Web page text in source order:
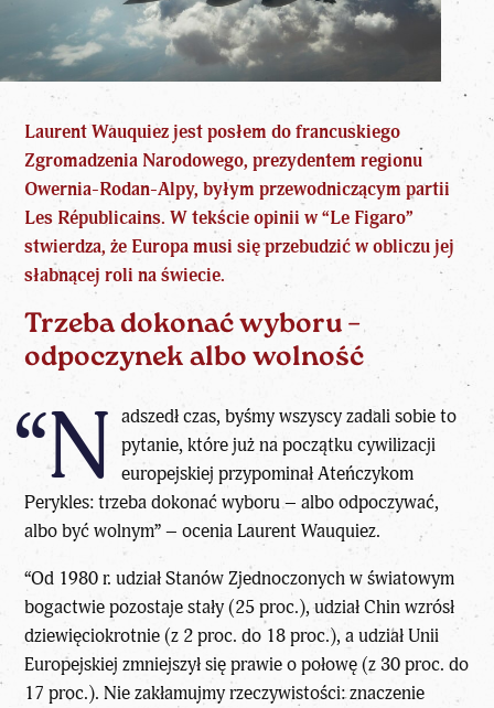
Laurent Wauquiez jest posłem do francuskiego
Zgromadzenia Narodowego, prezydentem regionu
Owernia-Rodan-Alpy, byłym przewodniczącym partii
Les Républicains. W tekście opinii w “Le Figaro”
stwierdza, że Europa musi się przebudzić w obliczu jej
słabnącej roli na świecie.
Trzeba dokonać wyboru –
odpoczynek albo wolność
“N adszedł czas, byśmy wszyscy zadali sobie to
pytanie, które już na początkucywilizacji
europejskiej przypominał Ateńczykom
Perykles: trzeba dokonać wyboru – albo odpoczywać,
albo być wolnym” – ocenia Laurent Wauquiez.
“Od 1980 r. udział Stanów Zjednoczonych w światowym
bogactwie pozostaje stały (25 proc.), udział Chin wzrósł
dziewięciokrotnie (z 2 proc. do 18 proc.), a udział Unii
Europejskiej zmniejszył się prawie o połowę (z 30 proc. do
17 proc.). Nie zakłamujmy rzeczywistości: znaczenie